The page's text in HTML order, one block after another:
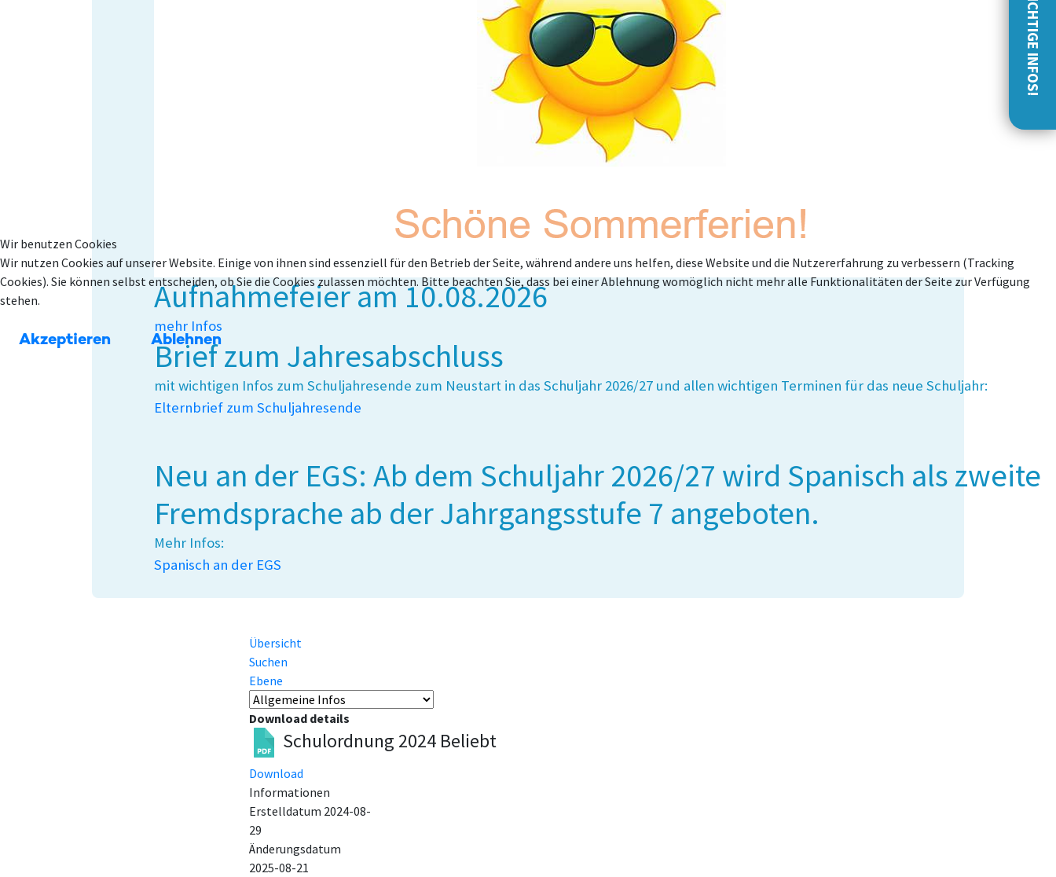
WICHTIGE INFOS!
Aufnahmefeier am 10.08.2026
mehr Infos
Brief zum Jahresabschluss
mit wichtigen Infos zum Schuljahresende zum Neustart in das Schuljahr 2026/27 und allen wichtigen Terminen für das neue Schuljahr:
Elternbrief zum Schuljahresende
Neu an der EGS: Ab dem Schuljahr 2026/27 wird Spanisch als zweite
Fremdsprache ab der Jahrgangsstufe 7 angeboten.
Mehr Infos:
Spanisch an der EGS
Übersicht
Suchen
Ebene
Download details
Schulordnung 2024 Beliebt
Download
Informationen
Erstelldatum 2024-08-
29
Änderungsdatum
2025-08-21
Wir benutzen Cookies
Wir nutzen Cookies auf unserer Website. Einige von ihnen sind essenziell für den Betrieb der Seite, während andere uns helfen, diese Website und die Nutzererfahrung zu verbessern (Tracking
Cookies). Sie können selbst entscheiden, ob Sie die Cookies zulassen möchten. Bitte beachten Sie, dass bei einer Ablehnung womöglich nicht mehr alle Funktionalitäten der Seite zur Verfügung
stehen.
Akzeptieren Ablehnen